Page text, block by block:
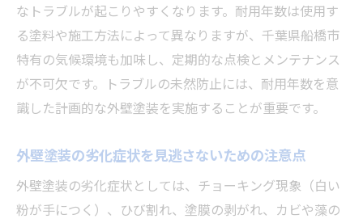
なトラブルが起こりやすくなります。耐用年数は使用す
る塗料や施工方法によって異なりますが、千葉県船橋市
特有の気候環境も加味し、定期的な点検とメンテナンス
が不可欠です。トラブルの未然防止には、耐用年数を意
識した計画的な外壁塗装を実施することが重要です。
外壁塗装の劣化症状を見逃さないための注意点
外壁塗装の劣化症状としては、チョーキング現象（白い
粉が手につく）、ひび割れ、塗膜の剥がれ、カビや藻の